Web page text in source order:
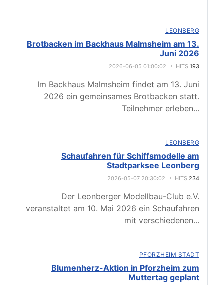
LEONBERG
Brotbacken im Backhaus Malmsheim am 13.
Juni 2026
2026-06-05 01:00:02 HITS 193
Im Backhaus Malmsheim findet am 13. Juni
2026 ein gemeinsames Brotbacken statt.
Teilnehmer erleben...
LEONBERG
Schaufahren für Schiffsmodelle am
Stadtparksee Leonberg
2026-05-07 20:30:02 HITS 234
Der Leonberger Modellbau-Club e.V.
veranstaltet am 10. Mai 2026 ein Schaufahren
mit verschiedenen...
PFORZHEIM STADT
Blumenherz-Aktion in Pforzheim zum
Muttertag geplant